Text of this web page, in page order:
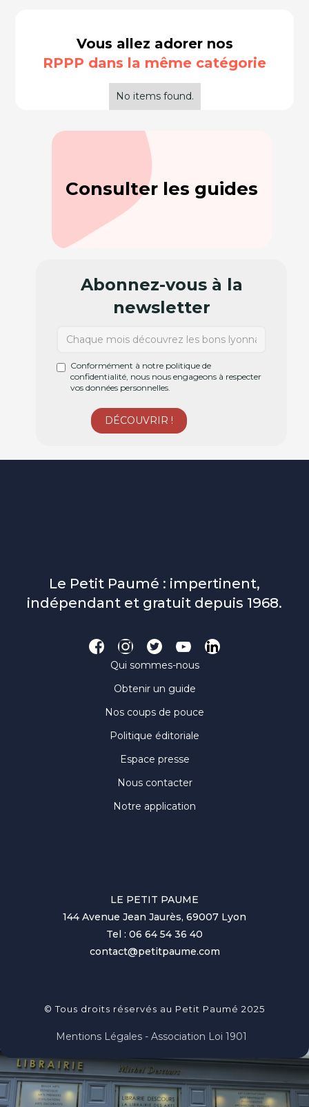
Vous allez adorer nos
RPPP dans la même catégorie
No items found.
Consulter les guides
Abonnez-vous à la
newsletter
Conformément à notre politique de
confidentialité, nous nous engageons à respecter
vos données personnelles.
Le Petit Paumé : impertinent,
indépendant et gratuit depuis 1968.
Qui sommes-nous
Obtenir un guide
Nos coups de pouce
Politique éditoriale
Espace presse
Nous contacter
Notre application
LE PETIT PAUME
144 Avenue Jean Jaurès, 69007 Lyon
Tel : 06 64 54 36 40
contact@petitpaume.com
© Tous droits réservés au Petit Paumé 2025
Mentions Légales - Association Loi 1901